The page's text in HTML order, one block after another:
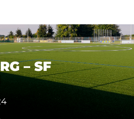
– SF